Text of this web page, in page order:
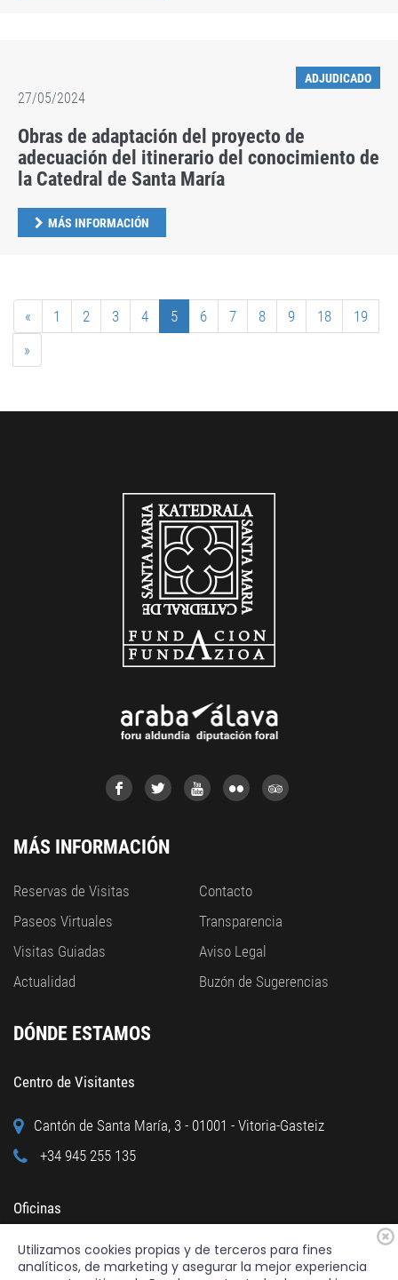
ADJUDICADO
27/05/2024
Obras de adaptación del proyecto de
adecuación del itinerario del conocimiento de
la Catedral de Santa María
MÁS INFORMACIÓN
« 1 2 3 4 5 6 7 8 9 18
19
»
MÁS INFORMACIÓN
Reservas de Visitas
Paseos Virtuales
Visitas Guiadas
Actualidad
Contacto
Transparencia
Aviso Legal
Buzón de Sugerencias
DÓNDE ESTAMOS
Centro de Visitantes
Cantón de Santa María, 3 - 01001 - Vitoria-Gasteiz
+34 945 255 135
Oficinas
Calle Cuchillería, 95 - 01001 - Vitoria-Gasteiz
Utilizamos cookies propias y de terceros para fines
analíticos, de marketing y asegurar la mejor experiencia